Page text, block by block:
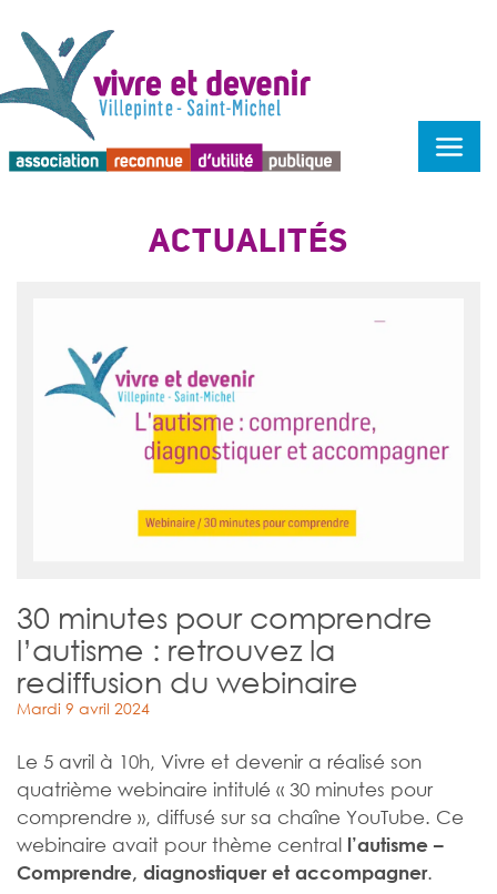
ACTUALITÉS
30 minutes pour comprendre
l’autisme : retrouvez la
rediffusion du webinaire
Mardi 9 avril 2024
Le 5 avril à 10h, Vivre et devenir a réalisé son
quatrième webinaire intitulé « 30 minutes pour
comprendre », diffusé sur sa chaîne YouTube. Ce
webinaire avait pour thème central l’autisme –
Comprendre, diagnostiquer et accompagner.